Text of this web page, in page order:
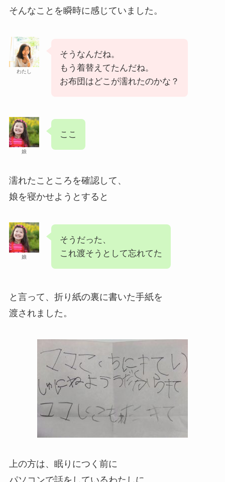
そんなことを瞬時に感じていました。
わたし
そうなんだね。
もう着替えてたんだね。
お布団はどこが濡れたのかな？
娘
ここ
濡れたこところを確認して、
娘を寝かせようとすると
娘
そうだった、
これ渡そうとして忘れてた
と言って、折り紙の裏に書いた手紙を
渡されました。
上の方は、眠りにつく前に
パソコンで話をしているわたしに